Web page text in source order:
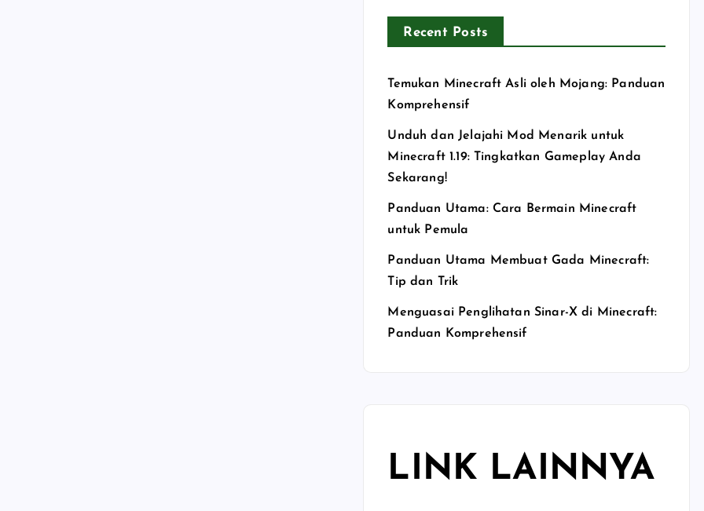
Recent Posts
Temukan Minecraft Asli oleh Mojang: Panduan
Komprehensif
Unduh dan Jelajahi Mod Menarik untuk
Minecraft 1.19: Tingkatkan Gameplay Anda
Sekarang!
Panduan Utama: Cara Bermain Minecraft
untuk Pemula
Panduan Utama Membuat Gada Minecraft:
Tip dan Trik
Menguasai Penglihatan Sinar-X di Minecraft:
Panduan Komprehensif
LINK LAINNYA